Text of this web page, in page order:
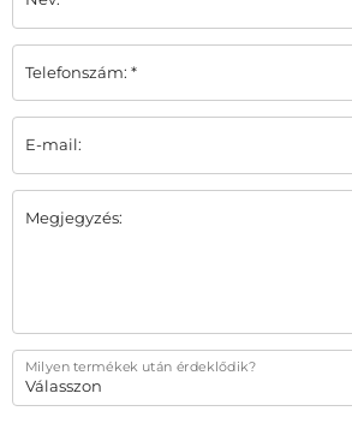
Telefonszám: *
E-mail:
Megjegyzés:
Milyen termékek után érdeklődik?